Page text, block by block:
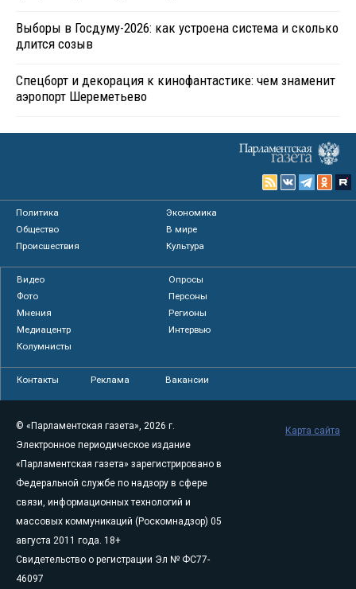
Выборы в Госдуму-2026: как устроена система и сколько
длится созыв
Спецборт и декорация к кинофантастике: чем знаменит
аэропорт Шереметьево
Политика
Экономика
Общество
В мире
Происшествия
Культура
Видео
Опросы
Фото
Персоны
Мнения
Регионы
Медиацентр
Интервью
Колумнисты
Контакты Реклама Вакансии
© «Парламентская газета», 2026 г.
Электронное периодическое издание
«Парламентская газета» зарегистрировано в
Федеральной службе по надзору в сфере
связи, информационных технологий и
массовых коммуникаций (Роскомнадзор) 05
августа 2011 года. 18+
Свидетельство о регистрации Эл № ФС77-
46097
Карта сайта